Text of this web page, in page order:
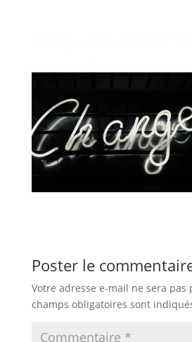
Poster le
Votre adresse e-mail ne sera pas
champs obligatoires sont